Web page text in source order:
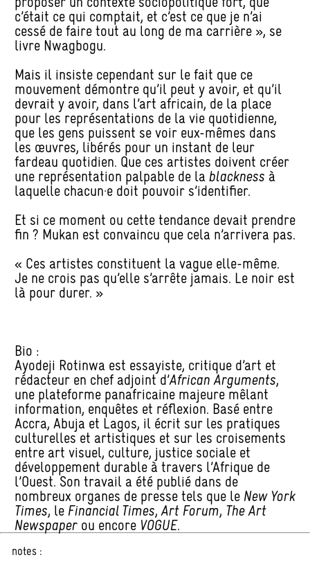
c’était ce qui comptait, et c’est ce que je n’ai
cessé de faire tout au long de ma carrière », se
livre Nwagbogu.
Mais il insiste cependant sur le fait que ce
mouvement démontre qu’il peut y avoir, et qu’il
devrait y avoir, dans l’art africain, de la place
pour les représentations de la vie quotidienne,
que les gens puissent se voir eux-mêmes dans
les œuvres, libérés pour un instant de leur
fardeau quotidien. Que ces artistes doivent créer
une représentation palpable de la blackness à
laquelle chacun·e doit pouvoir s’identifier.
Et si ce moment ou cette tendance devait prendre
fin ? Mukan est convaincu que cela n’arrivera pas.
« Ces artistes constituent la vague elle-même.
Je ne crois pas qu’elle s’arrête jamais. Le noir est
là pour durer. »
Bio :
Ayodeji Rotinwa est essayiste, critique d’art et
rédacteur en chef adjoint d’African Arguments,
une plateforme panafricaine majeure mêlant
information, enquêtes et réflexion. Basé entre
Accra, Abuja et Lagos, il écrit sur les pratiques
culturelles et artistiques et sur les croisements
entre art visuel, culture, justice sociale et
développement durable à travers l’Afrique de
l’Ouest. Son travail a été publié dans de
nombreux organes de presse tels que le New York
Times, le Financial Times, Art Forum, The Art
Newspaperou encore VOGUE.
notes :